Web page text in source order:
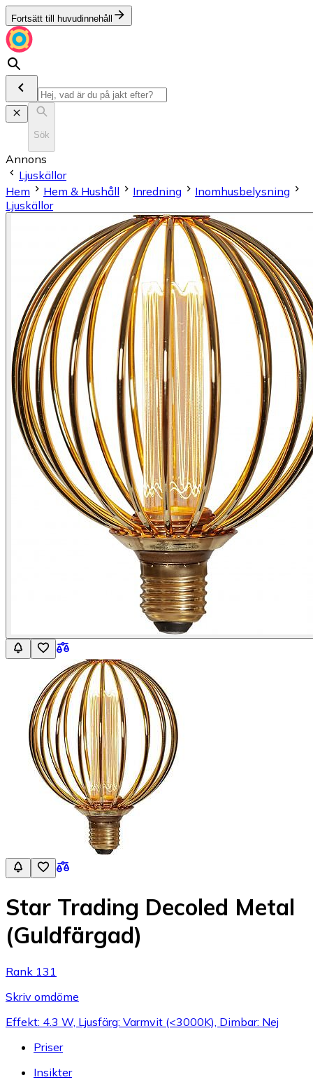
Fortsätt till huvudinnehåll
Sök
Annons
Ljuskällor
Hem
Hem & Hushåll Inredning
Inomhusbelysning
Ljuskällor
Star Trading Decoled Metal
(Guldfärgad)
Rank 131
Skriv omdöme
Effekt: 4.3 W, Ljusfärg: Varmvit (<3000K), Dimbar: Nej
Priser
Insikter